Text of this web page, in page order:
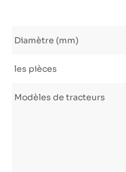
Diamètre (mm)
les pièces
Modèles de tracteurs